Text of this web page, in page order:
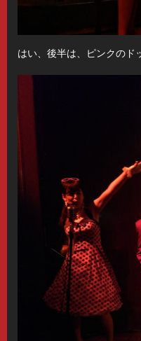
はい、後半は、ピンクのド